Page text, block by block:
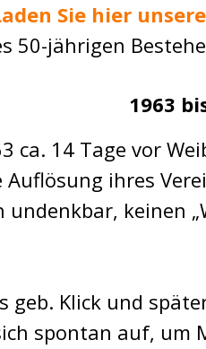
Sie hier
50-jährigen
1963
ca. 14 Tage vor
Auflösung ihres
keinen
geb. Klick und
spontan auf,